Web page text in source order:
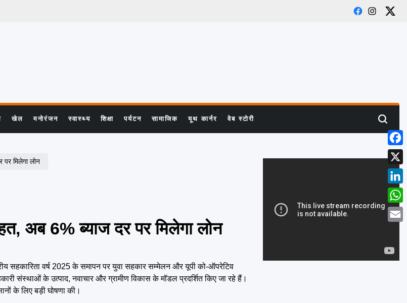
Facebook
Instagram
X
खेल मनोरंजन स्वास्थ्य शिक्षा पर्यटन सामाजिक यूथ कार्नर वेब स्टोरी Search
मिलेगा लोन
अब 6% ब्याज दर पर मिलेगा लोन
सहकारिता वर्ष 2025 के समापन पर युवा सहकार सम्मेलन और यूपी को-ऑपरेटिव
संस्थाओं के उत्पाद, नवाचार और ग्रामीण विकास के मॉडल प्रदर्शित किए जा रहे हैं।
के लिए बड़ी घोषणा की।
X